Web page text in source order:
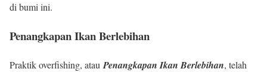
di bumi ini.
Penangkapan Ikan Berlebihan
Praktik overfishing, atau Penangkapan Ikan Berlebihan, telah